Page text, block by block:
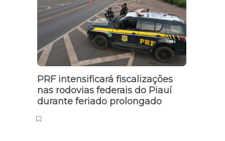
PRF intensificará fiscalizações
nas rodovias federais do Piauí
durante feriado prolongado